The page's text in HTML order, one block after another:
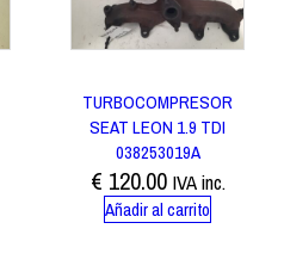
TURBOCOMPRESOR
SEAT LEON 1.9 TDI
038253019A
€ 120.00 IVA inc.
Añadir al carrito